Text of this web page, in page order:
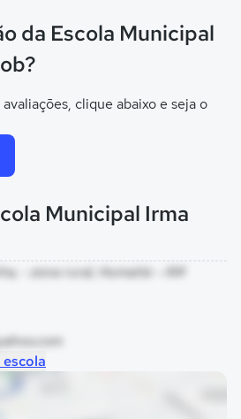
da Escola Municipal
clique abaixo e seja o
Municipal Irma
- zona rural, Humaitá - AM